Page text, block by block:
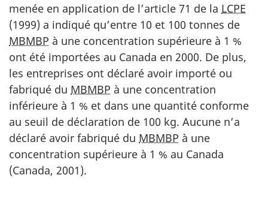
menée en application de l’article 71 de la LCPE
(1999) a indiqué qu’entre 10 et 100 tonnes de
MBMBP à une concentration supérieure à 1 %
ont été importées au Canada en 2000. De plus,
les entreprises ont déclaré avoir importé ou
fabriqué du MBMBP à une concentration
inférieure à 1 % et dans une quantité conforme
au seuil de déclaration de 100 kg. Aucune n’a
déclaré avoir fabriqué du MBMBP à une
concentration supérieure à 1 % au Canada
(Canada, 2001).